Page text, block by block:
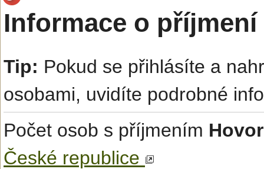
Informace o
Tip: Pokud se přihlásíte a
osobami, uvidíte podrobné
Počet osob s příjmením
České republice